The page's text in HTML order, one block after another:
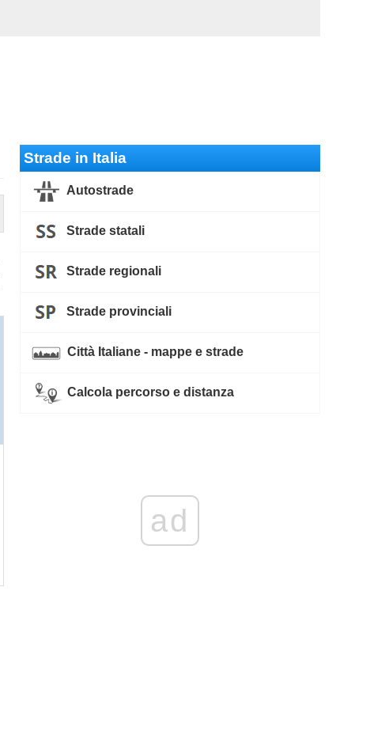
Strade in Italia
Autostrade
Strade statali
Strade regionali
Strade provinciali
Città Italiane - mappe e strade
Calcola percorso e distanza
ad